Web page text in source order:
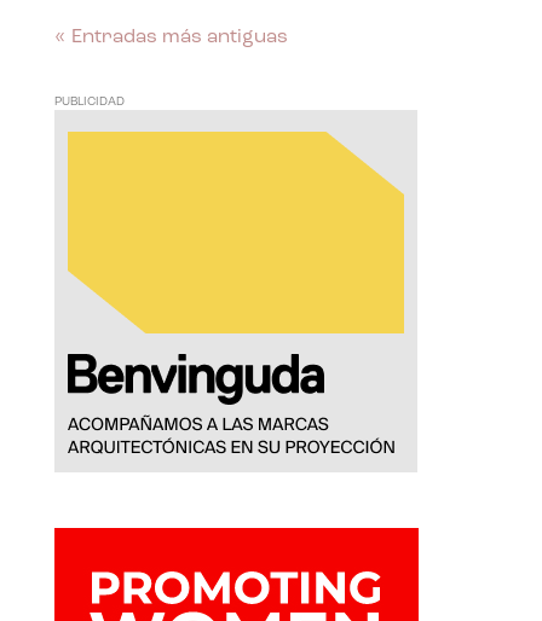
« Entradas más antiguas
PUBLICIDAD